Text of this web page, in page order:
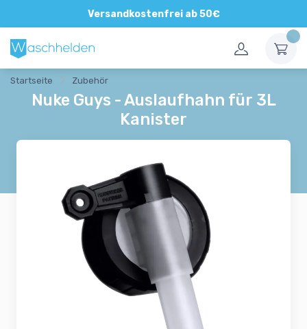
Versandkostenfrei ab 50€
Startseite Zubehör
Nuke Guys - Auslaufhahn für 3L
Kanister